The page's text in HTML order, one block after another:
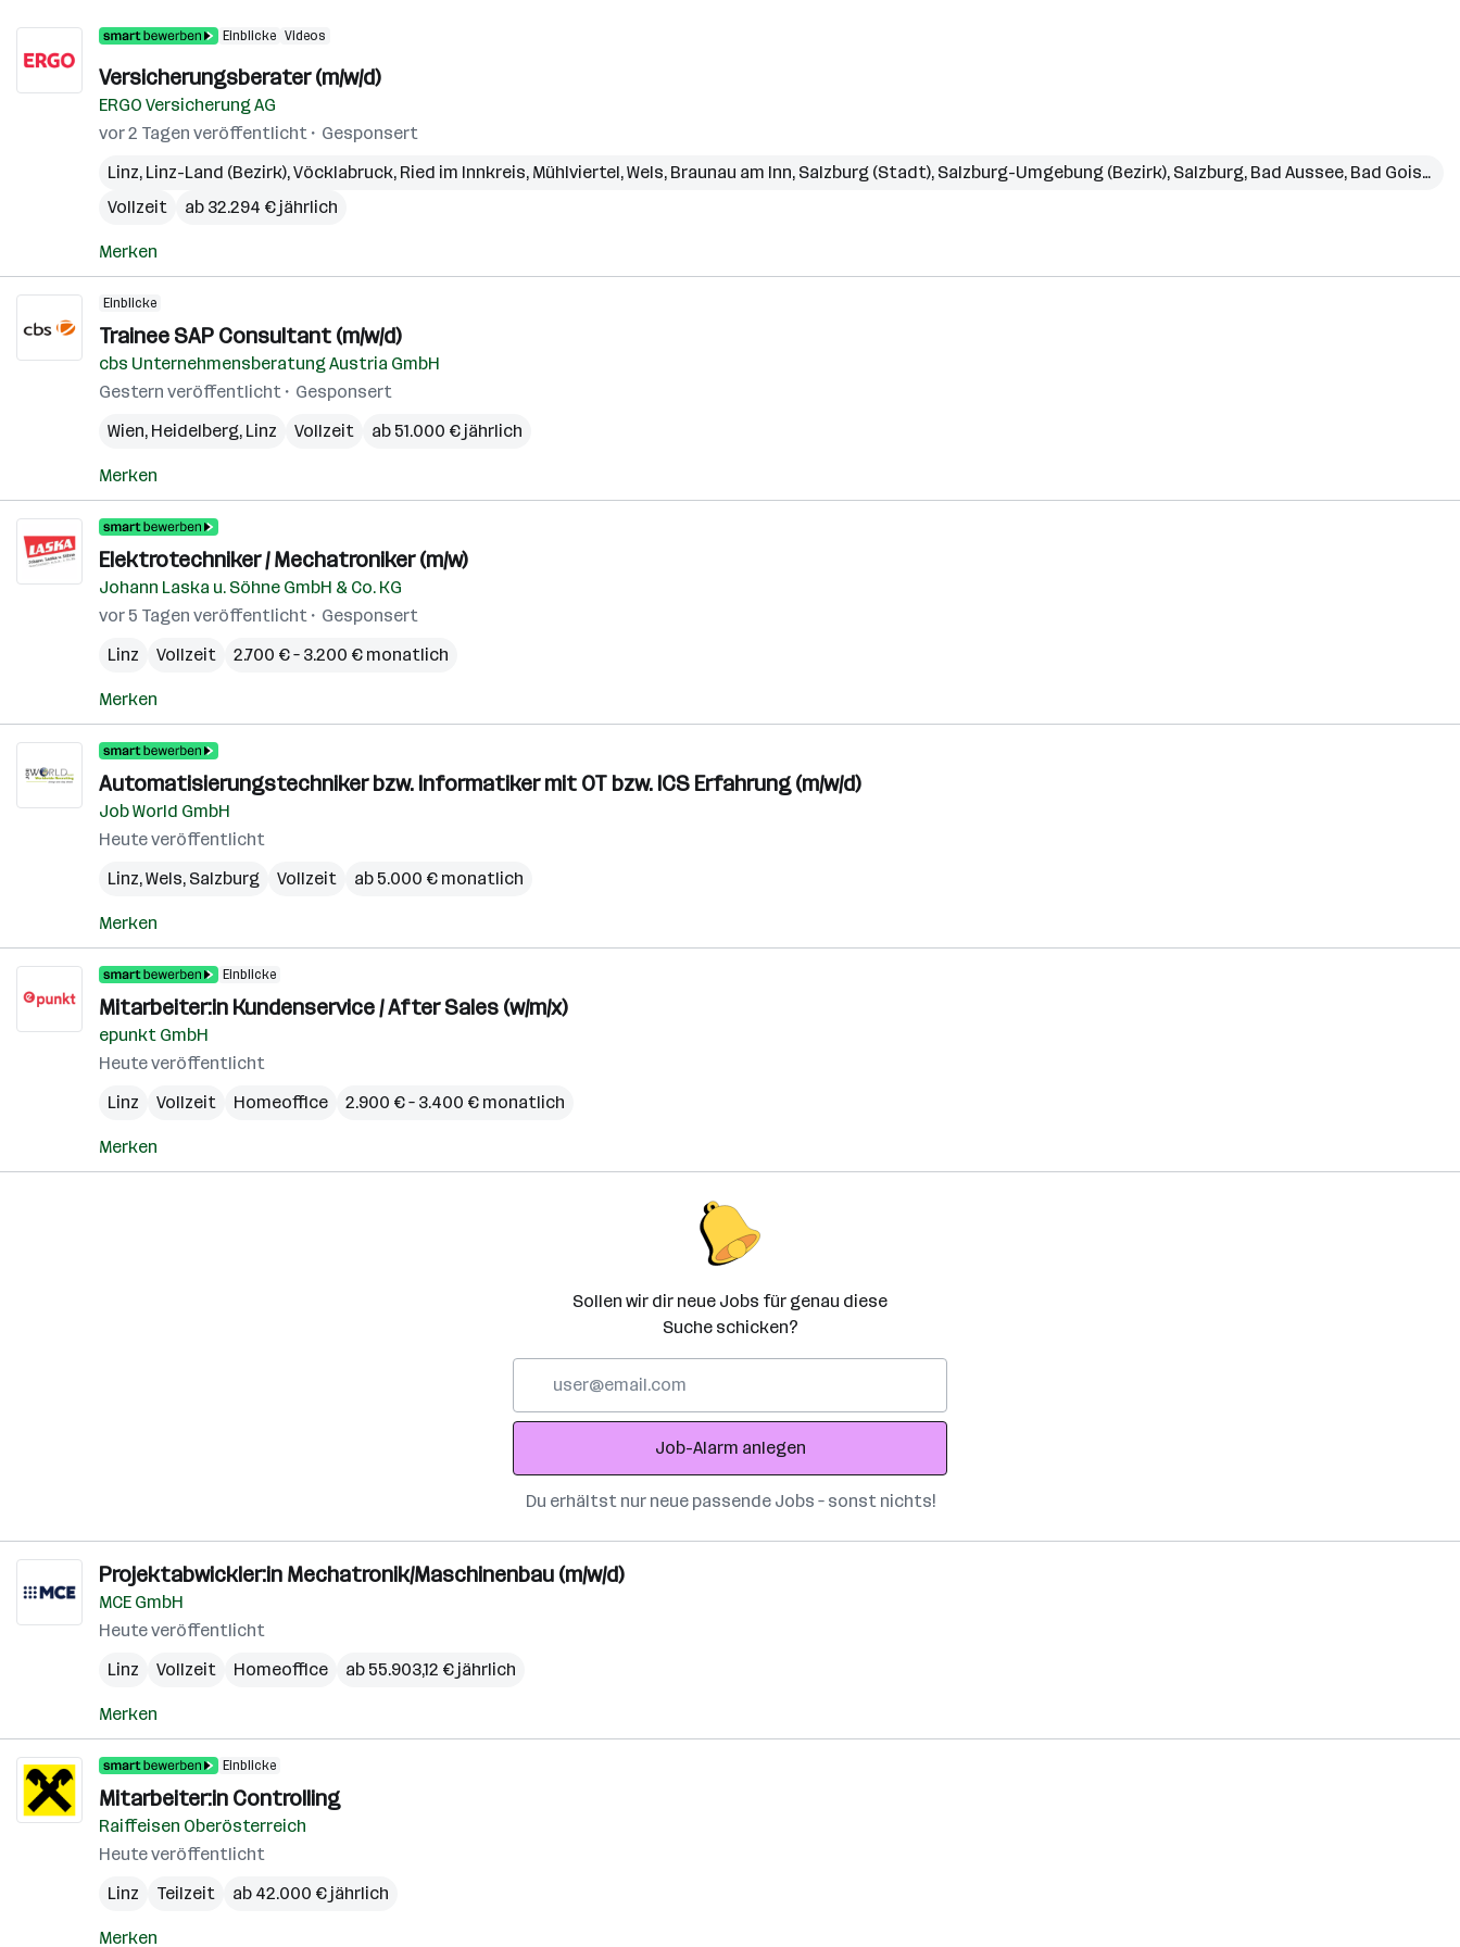
Einblicke Videos
Versicherungsberater (m/w/d)
ERGO Versicherung AG
vor 2 Tagen veröffentlicht
Gesponsert
Linz, Linz-Land (Bezirk),Vöcklabruck, Ried im Innkreis, Mühlviertel,Wels, Braunau am Inn, Salzburg (Stadt), Salzburg-Umgebung (Bezirk), Salzburg, Bad Aussee, Bad Goisern am Hallstättersee
Vollzeit
ab 32.294 € jährlich
Merken
Einblicke
Trainee SAP Consultant (m/w/d)
cbs Unternehmensberatung Austria GmbH
Gestern veröffentlicht
Gesponsert
Wien, Heidelberg, Linz Vollzeit ab 51.000 € jährlich
Merken
Elektrotechniker / Mechatroniker (m/w)
Johann Laska u. Söhne GmbH & Co. KG
vor 5 Tagen veröffentlicht
Gesponsert
Linz
Vollzeit 2.700 € – 3.200 € monatlich
Merken
Automatisierungstechniker bzw. Informatiker mit OT bzw. ICS Erfahrung (m/w/d)
Job World GmbH
Heute veröffentlicht
Linz,Wels, Salzburg Vollzeit ab 5.000 € monatlich
Merken
Einblicke
Mitarbeiter:in Kundenservice / After Sales (w/m/x)
epunkt GmbH
Heute veröffentlicht
Linz
Vollzeit Homeoffice 2.900 € – 3.400 € monatlich
Merken
Sollen wir dir neue Jobs für genau diese
Suche schicken?
Adresse
Job-Alarm anlegen
Du erhältst nur neue passende Jobs – sonst nichts!
Projektabwickler:in Mechatronik/Maschinenbau (m/w/d)
MCE GmbH
Heute veröffentlicht
Linz
Vollzeit Homeoffice ab 55.903,12 € jährlich
Merken
Einblicke
Mitarbeiter:in Controlling
Raiffeisen Oberösterreich
Heute veröffentlicht
Linz
Teilzeit ab 42.000 € jährlich
Merken